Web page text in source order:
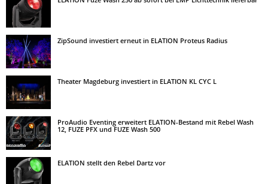
ZipSound investiert erneut in ELATION Proteus Radius
Theater Magdeburg investiert in ELATION KL CYC L
ProAudio Eventing erweitert ELATION-Bestand mit Rebel Wash
12, FUZE PFX und FUZE Wash 500
ELATION stellt den Rebel Dartz vor